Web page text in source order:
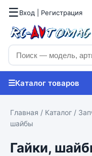
☰Вход | Регистрация
☰Каталог товаров
Главная / Каталог /
шайбы
Гайки,